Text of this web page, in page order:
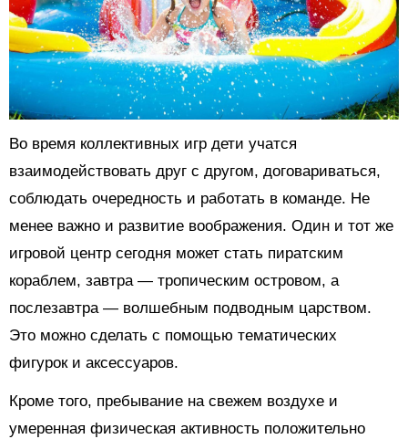
Во время коллективных игр дети учатся
взаимодействовать друг с другом, договариваться,
соблюдать очередность и работать в команде. Не
менее важно и развитие воображения. Один и тот же
игровой центр сегодня может стать пиратским
кораблем, завтра — тропическим островом, а
послезавтра — волшебным подводным царством.
Это можно сделать с помощью тематических
фигурок и аксессуаров.
Кроме того, пребывание на свежем воздухе и
умеренная физическая активность положительно